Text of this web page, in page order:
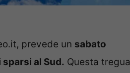
prevede un sabato
al Sud. Questa tregua